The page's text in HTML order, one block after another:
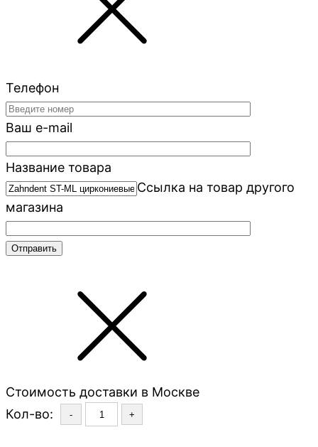
Телефон
Ваш e-mail
Название товара
Ссылка на товар другого
магазина
Стоимость доставки в Москве
Кол-во:
- +